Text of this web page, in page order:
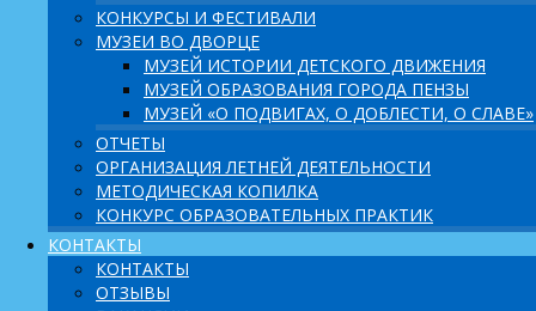
КОНКУРСЫ И ФЕСТИВАЛИ
МУЗЕИ ВО ДВОРЦЕ
МУЗЕЙ ИСТОРИИ ДЕТСКОГО ДВИЖЕНИЯ
МУЗЕЙ ОБРАЗОВАНИЯ ГОРОДА ПЕНЗЫ
МУЗЕЙ «О ПОДВИГАХ, О ДОБЛЕСТИ, О СЛАВЕ»
ОТЧЕТЫ
ОРГАНИЗАЦИЯ ЛЕТНЕЙ ДЕЯТЕЛЬНОСТИ
МЕТОДИЧЕСКАЯ КОПИЛКА
КОНКУРС ОБРАЗОВАТЕЛЬНЫХ ПРАКТИК
КОНТАКТЫ
КОНТАКТЫ
ОТЗЫВЫ